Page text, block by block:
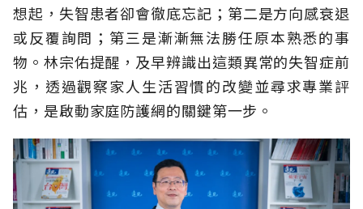
想起，失智患者卻會徹底忘記；第二是方向感衰退
或反覆詢問；第三是漸漸無法勝任原本熟悉的事
物。林宗佑提醒，及早辨識出這類異常的失智症前
兆，透過觀察家人生活習慣的改變並尋求專業評
估，是啟動家庭防護網的關鍵第一步。